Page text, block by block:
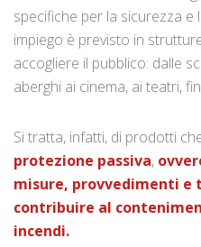
specifiche per la sicurezza e
impiego è previsto in
accogliere il pubblico: dalle
aberghi ai cinema, ai teatri,
Si tratta, infatti, di prodotti
protezione passiva,
misure, provvedimenti
contribuire al
incendi.